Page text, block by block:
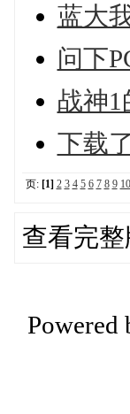
蓝大
问下
战神1
下载
页: [1] 2 3 4 5 6 7 8 9 10
查看完
Powered